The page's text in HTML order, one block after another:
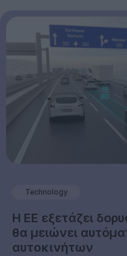
Technology
Η ΕΕ εξετάζει
θα μειώνει
αυτοκινήτων